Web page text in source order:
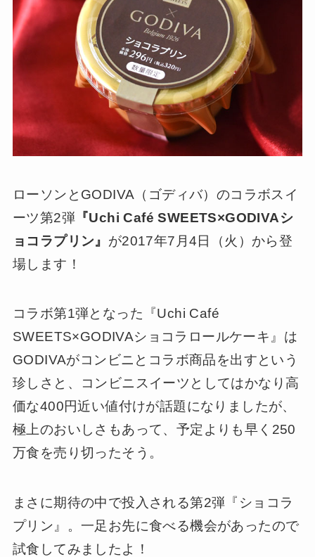
ローソンとGODIVA（ゴディバ）のコラボスイ
ーツ第2弾『Uchi Café SWEETS×GODIVAシ
ョコラプリン』 が2017年7月4日（火）から登
場します！
コラボ第1弾となった『Uchi Café
SWEETS×GODIVAショコラロールケーキ』は
GODIVAがコンビニとコラボ商品を出すという
珍しさと、コンビニスイーツとしてはかなり高
価な400円近い値付けが話題になりましたが、
極上のおいしさもあって、予定よりも早く250
万食を売り切ったそう。
まさに期待の中で投入される第2弾『ショコラ
プリン』。一足お先に食べる機会があったので
試食してみましたよ！